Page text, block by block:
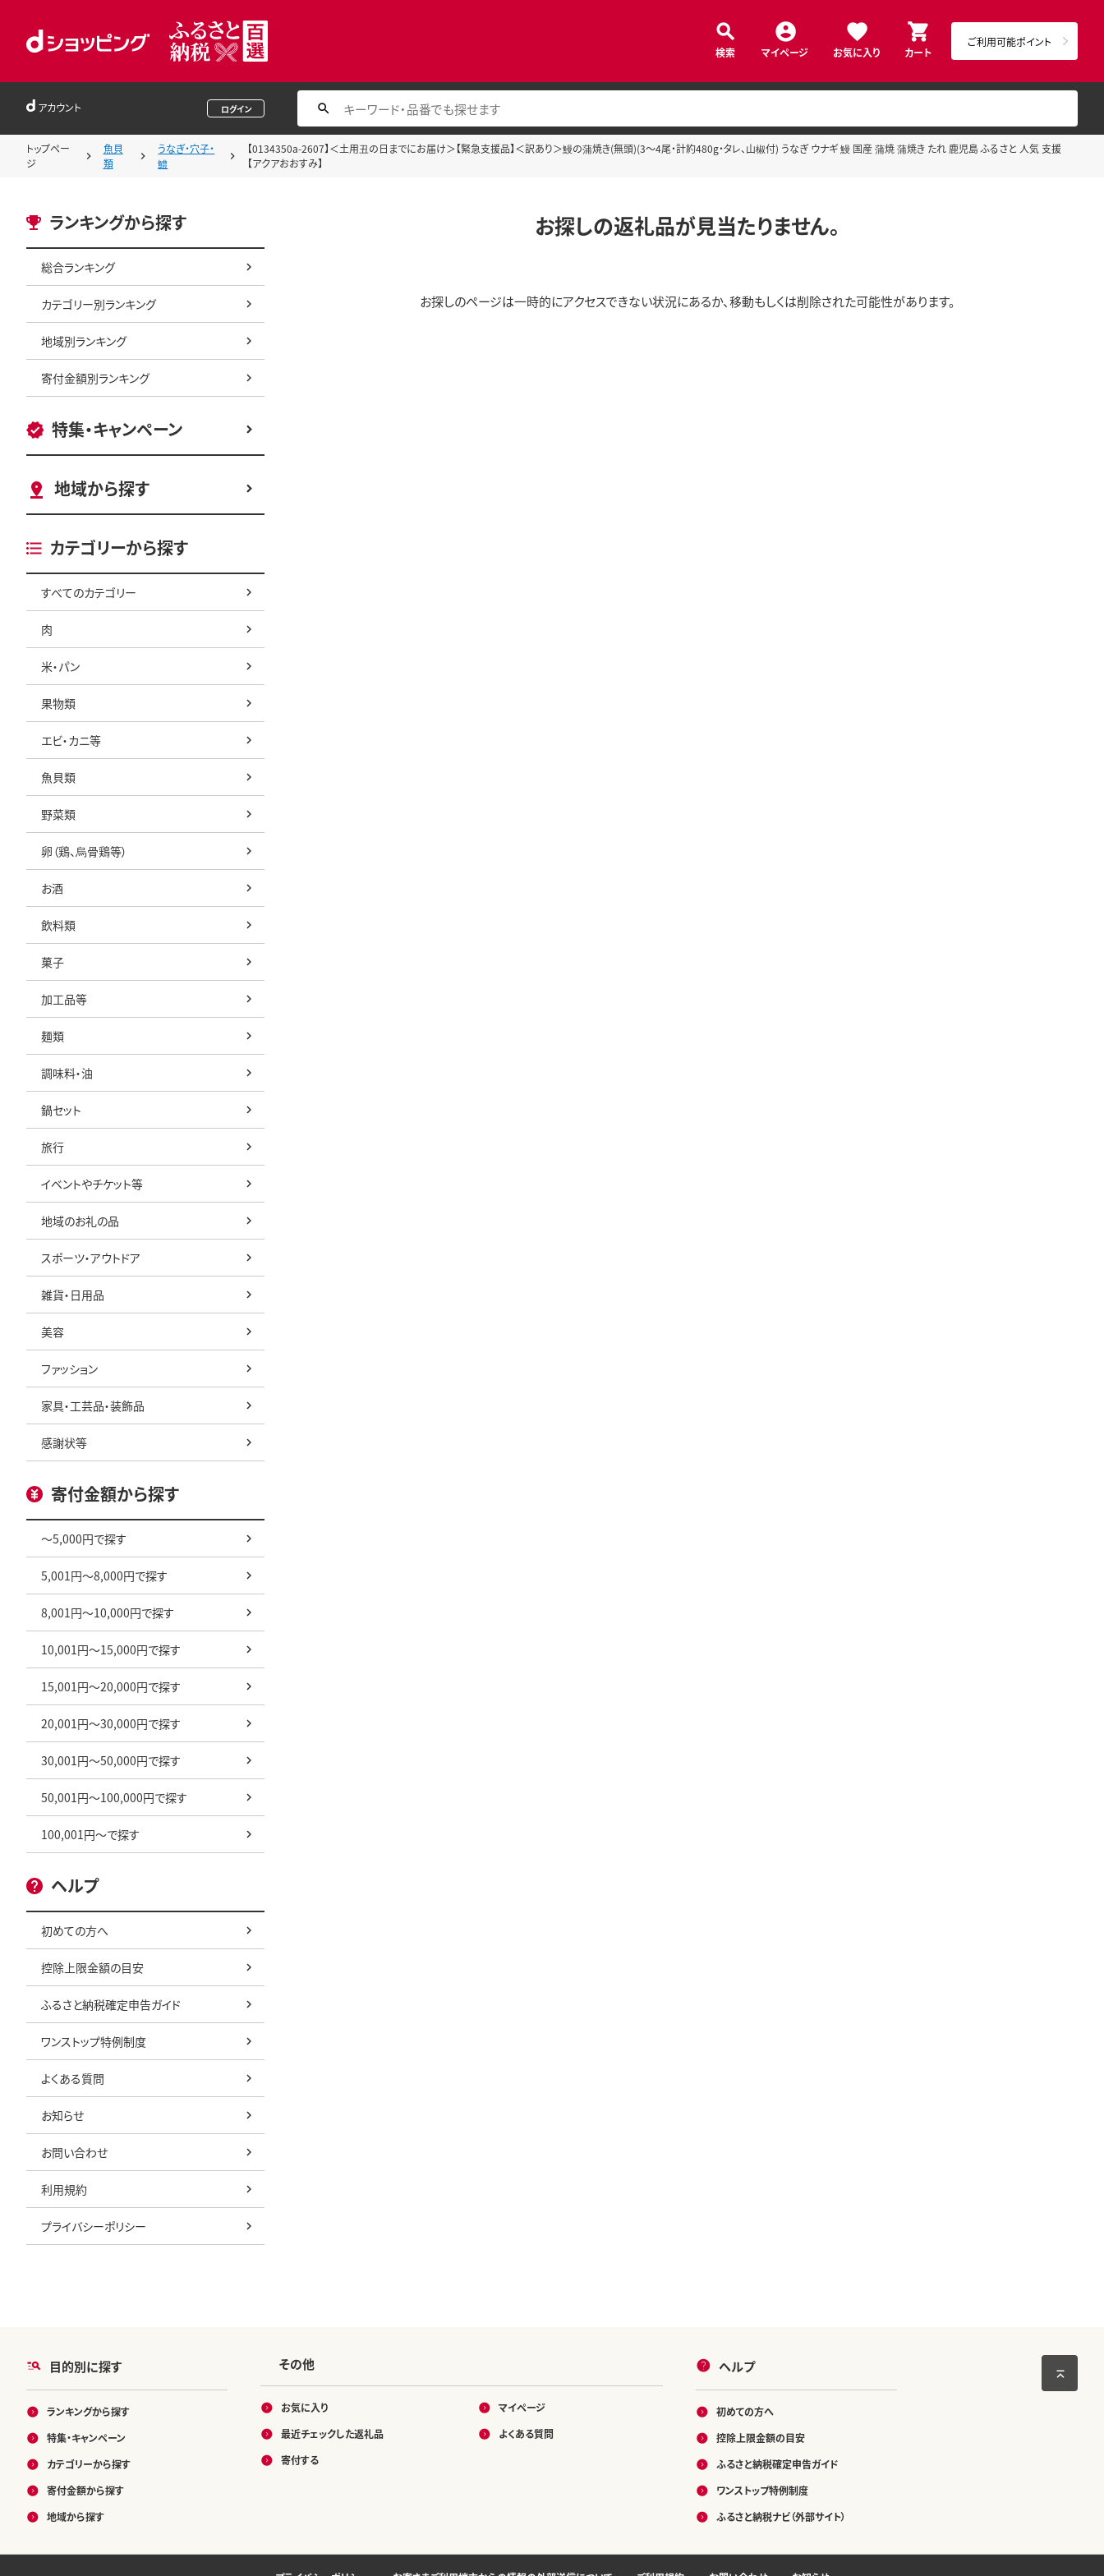
検索 マイページ お気に入り カート
ご利用可能ポイント
アカウント ログイン
トップペー
ジ
魚貝
類
うなぎ・穴子・
鱧
【0134350a-2607】＜土用丑の日までにお届け＞【緊急支援品】＜訳あり＞鰻の蒲焼き(無頭)(3～4尾・計約480g・タレ、山椒付) うなぎ ウナギ 鰻 国産 蒲焼 蒲焼き たれ 鹿児島 ふるさと 人気 支援
【アクアおおすみ】
ランキングから探す
総合ランキング
カテゴリー別ランキング
地域別ランキング
寄付金額別ランキング
特集・キャンペーン
地域から探す
カテゴリーから探す
すべてのカテゴリー
肉
米・パン
果物類
エビ・カニ等
魚貝類
野菜類
卵（鶏、烏骨鶏等）
お酒
飲料類
菓子
加工品等
麺類
調味料・油
鍋セット
旅行
イベントやチケット等
地域のお礼の品
スポーツ・アウトドア
雑貨・日用品
美容
ファッション
家具・工芸品・装飾品
感謝状等
寄付金額から探す
～5,000円で探す
5,001円～8,000円で探す
8,001円～10,000円で探す
10,001円～15,000円で探す
15,001円～20,000円で探す
20,001円～30,000円で探す
30,001円～50,000円で探す
50,001円～100,000円で探す
100,001円～で探す
ヘルプ
初めての方へ
控除上限金額の目安
ふるさと納税確定申告ガイド
ワンストップ特例制度
よくある質問
お知らせ
お問い合わせ
利用規約
プライバシーポリシー
お探しの返礼品が見当たりません。
お探しのページは一時的にアクセスできない状況にあるか、移動もしくは削除された可能性があります。
目的別に探す
ランキングから探す
特集・キャンペーン
カテゴリーから探す
寄付金額から探す
地域から探す
その他
お気に入り
最近チェックした返礼品
寄付する
マイページ
よくある質問
ヘルプ
初めての方へ
控除上限金額の目安
ふるさと納税確定申告ガイド
ワンストップ特例制度
ふるさと納税ナビ（外部サイト）